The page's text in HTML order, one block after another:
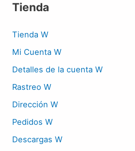
Tienda
Tienda W
Mi Cuenta W
Detalles de la cuenta W
Rastreo W
Dirección W
Pedidos W
Descargas W